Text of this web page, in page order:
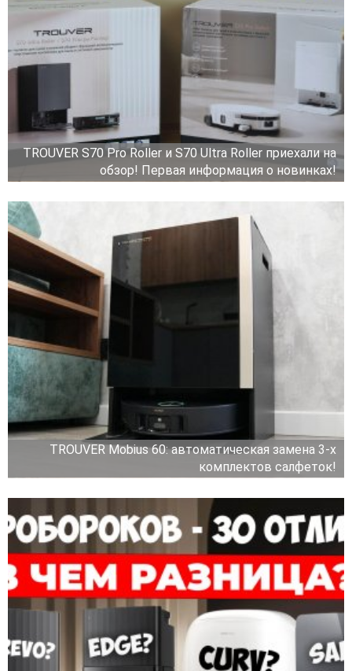
TROUVER S70 Pro Roller и S70 Ultra Roller приехали на
обзор! Первая информация о новинках!
TROUVER Mobius 60: автоматическая замена 3-х
комплектов салфеток!